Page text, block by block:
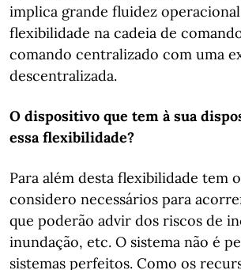
implica grande fluidez
flexibilidade na cadeia de
comando centralizado com uma
descentralizada.
O dispositivo que tem à sua
essa flexibilidade?
Para além desta flexibilidade tem
considero necessários para
que poderão advir dos riscos de
inundação, etc. O sistema não é
sistemas perfeitos. Como os